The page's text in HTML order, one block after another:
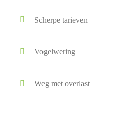
Scherpe tarieven
Vogelwering
Weg met overlast